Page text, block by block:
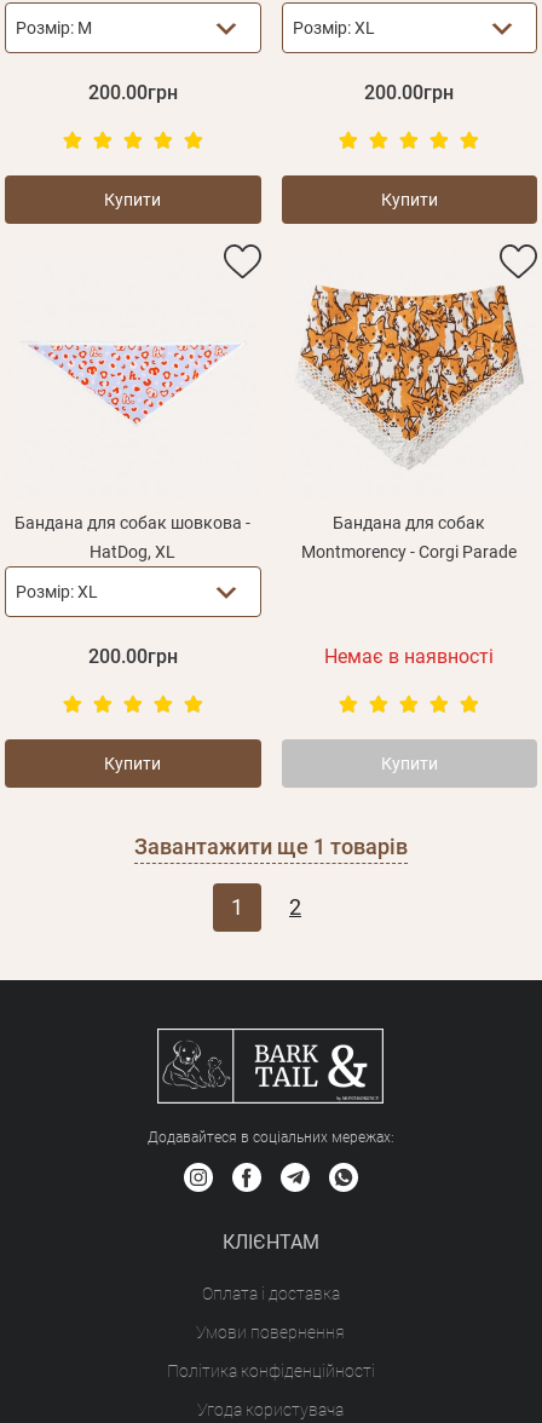
Розмір: M
200.00грн
Купити
Розмір:XL
200.00грн
Купити
Бандана для собак шовкова -
HatDog, XL
Розмір:XL
200.00грн
Купити
Бандана для собак
Montmorency - Corgi Parade
Немає в наявності
Купити
Завантажити ще 1 товарів
1 2
Додавайтеся в соціальних мережах:
КЛІЄНТАМ
Оплата і доставка
Умови повернення
Політика конфіденційності
Угода користувача